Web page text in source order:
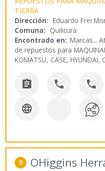
TIERRA
Dirección: Eduardo Frei
Comuna: Quilicura
Encontrado en: Marcas...
de repuestos para
KOMATSU, CASE, HYUNDAI,
  

5 OHiggins